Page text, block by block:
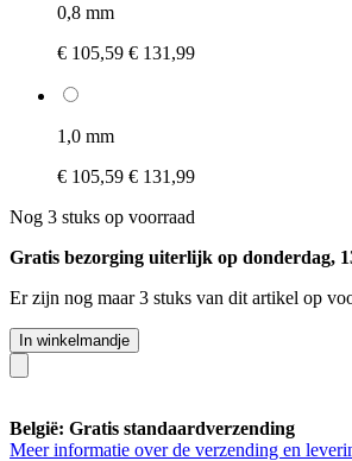
0,8 mm
€ 105,59 € 131,99
1,0 mm
€ 105,59 € 131,99
Nog 3 stuks op voorraad
Gratis bezorging uiterlijk op donderdag,
Er zijn nog maar 3 stuks van dit artikel op
In winkelmandje
België: Gratis standaardverzending
Meer informatie over de verzending en